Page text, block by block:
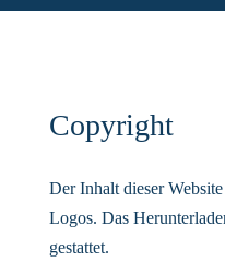
Copyright
Der Inhalt dieser
Logos. Das
gestattet.